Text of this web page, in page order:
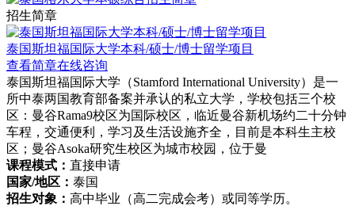
招生简章
泰国斯坦福国际大学本科/硕士/博士留学项目
查看简章在线咨询
泰国斯坦福国际大学（Stamford International University）是一
所中泰两国教育部备案并承认的私立大学，学校包括三个校
区：曼谷Rama9校区为国际校区，临近曼谷新机场约二十分钟
车程，交通便利，学习及生活设施齐全，目前是本科生主校
区；曼谷Asoka研究生校区为城市校园，位于曼
课程模式： 直接申请
国家/地区： 泰国
招生对象： 高中毕业（高二完成会考）或同等学历。